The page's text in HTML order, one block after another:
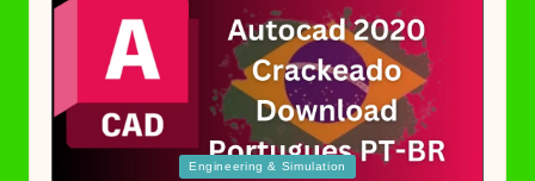
Engineering & Simulation